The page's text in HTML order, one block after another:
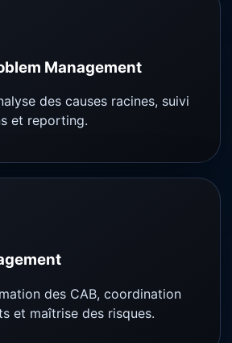
Management
des causes racines, suivi
et reporting.
des CAB, coordination
et maîtrise des risques.